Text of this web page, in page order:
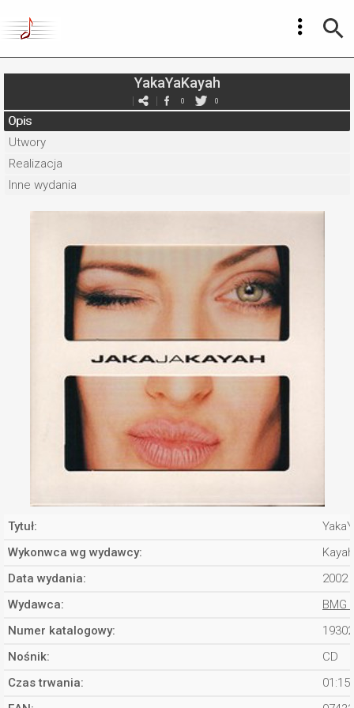
YakaYaKayah
0 0
Opis
Utwory
Realizacja
Inne wydania
Tytuł:
Wykonwca wg wydawcy:
Kayah
Data wydania:
2002
Wydawca:
BMG
Numer katalogowy:
Nośnik:
CD
Czas trwania: